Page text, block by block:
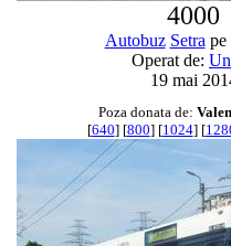
4000
Autobuz Setra pe
Operat de:
19 mai
Poza donata de:
[640] [800] [1024] [